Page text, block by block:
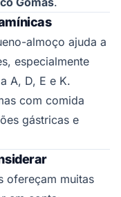
almoço ajuda a
especialmente
A, D, E e K.
com comida
gástricas e
ofereçam muitas